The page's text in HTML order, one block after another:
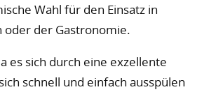
Wahl für den Einsatz in
oder der Gastronomie.
es sich durch eine exzellente
schnell und einfach ausspülen